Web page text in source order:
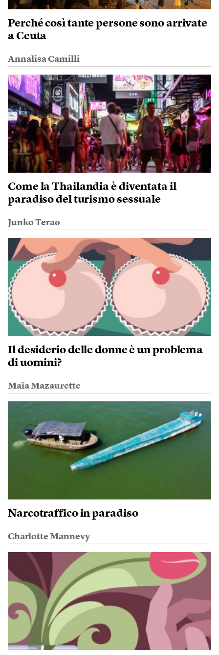
Perché così tante persone sono arrivate
a Ceuta
Annalisa Camilli
Come la Thailandia è diventata il
paradiso del turismo sessuale
Junko Terao
Il desiderio delle donne è un problema
di uomini?
Maïa Mazaurette
Narcotraffico in paradiso
Charlotte Mannevy